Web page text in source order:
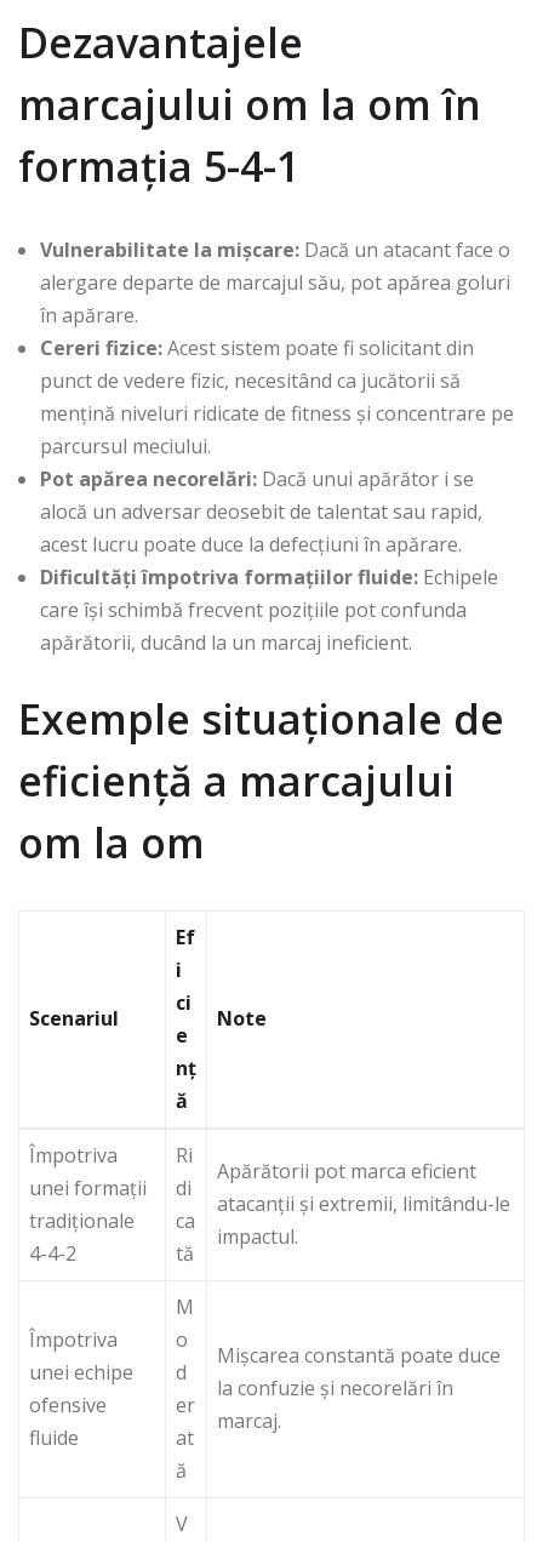
Dezavantajele
marcajului om la om în
formația 5-4-1
Vulnerabilitate la mișcare: Dacă un atacant face o
alergare departe de marcajul său, pot apărea goluri
în apărare.
Cereri fizice:Acest sistem poate fi solicitant din
punct de vedere fizic, necesitând ca jucătorii să
mențină niveluri ridicate de fitness și concentrare pe
parcursul meciului.
Pot apărea necorelări: Dacă unui apărător i se
alocă un adversar deosebit de talentat sau rapid,
acest lucru poate duce la defecțiuni în apărare.
Dificultăți împotriva formațiilor fluide: Echipele
care își schimbă frecvent pozițiile pot confunda
apărătorii, ducând la un marcaj ineficient.
Exemple situaționale de
eficiență a marcajului
om la om
Scenariul
Ef
i
ci
e
nț
ă
Note
Împotriva
unei formații
tradiționale
4-4-2
Ri
di
ca
tă
Apărătorii pot marca eficient
atacanții și extremii, limitându-le
impactul.
Împotriva
unei echipe
ofensive
fluide
M
o
d
er
at
ă
Mișcarea constantă poate duce
la confuzie și necorelări în
marcaj.
V